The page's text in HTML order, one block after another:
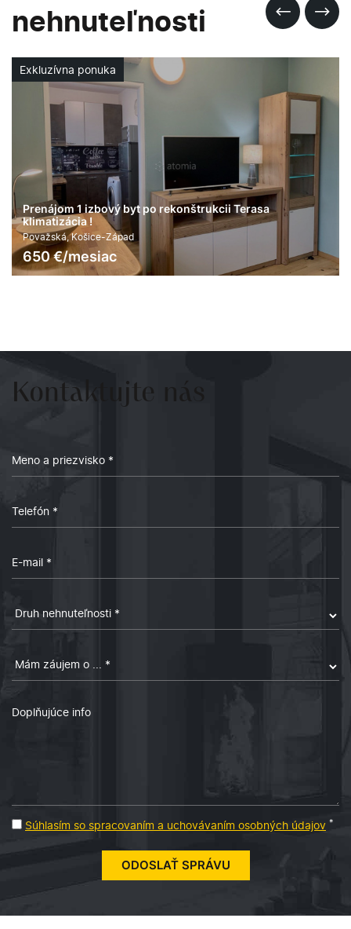
nehnuteľnosti
Terasa
30 m2 6
DUETT Business
apartmán
Námestie osloboditeľov, Košice-
€/mesiac
3
Kontaktujte nás
Súhlasím so spracovaním a uchovávaním osobných údajov *